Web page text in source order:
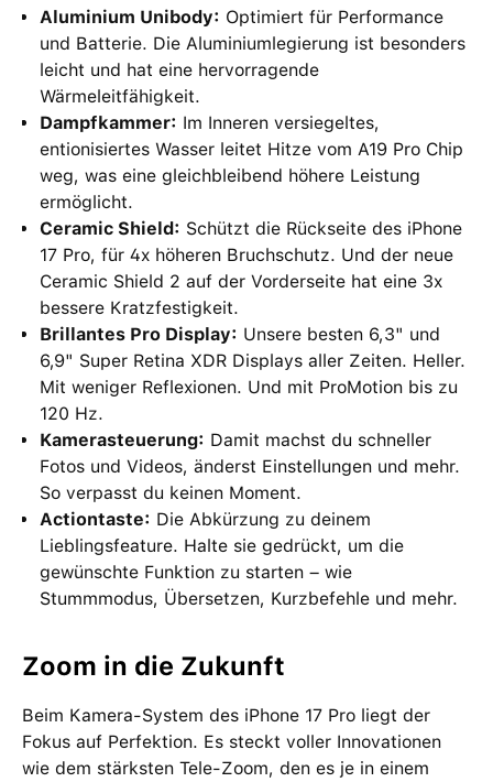
Aluminium Unibody: Optimiert für Performance
und Batterie. Die Aluminiumlegierung ist besonders
leicht und hat eine hervorragende
Wärmeleitfähigkeit.
Dampfkammer: Im Inneren versiegeltes,
entionisiertes Wasser leitet Hitze vom A19 Pro Chip
weg, was eine gleichbleibend höhere Leistung
ermöglicht.
Ceramic Shield: Schützt die Rückseite des iPhone
17 Pro, für 4x höheren Bruchschutz. Und der neue
Ceramic Shield 2 auf der Vorderseite hat eine 3x
bessere Kratzfestigkeit.
Brillantes Pro Display: Unsere besten 6,3" und
6,9" Super Retina XDR Displays aller Zeiten. Heller.
Mit weniger Reflexionen. Und mit ProMotion bis zu
120 Hz.
Kamerasteuerung: Damit machst du schneller
Fotos und Videos, änderst Einstellungen und mehr.
So verpasst du keinen Moment.
Actiontaste: Die Abkürzung zu deinem
Lieblingsfeature. Halte sie gedrückt, um die
gewünschte Funktion zu starten – wie
Stummmodus, Übersetzen, Kurzbefehle und mehr.
Zoom in die Zukunft
Beim Kamera-System des iPhone 17 Pro liegt der
Fokus auf Perfektion. Es steckt voller Innovationen
wie dem stärksten Tele-Zoom, den es je in einem